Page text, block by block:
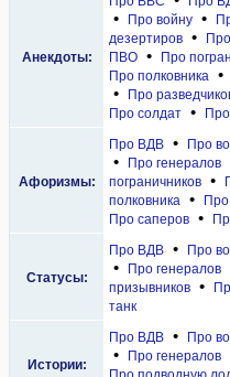
Анекдоты:
• Про войну •
дезертиров •
ПВО • Про
Про полковника •
• Про
Про солдат •
Афоризмы:
Про ВДВ • Про
• Про генералов
пограничников •
полковника •
Про саперов •
Статусы:
Про ВДВ • Про
• Про генералов
призывников •
танк
Истории:
Про ВДВ • Про
• Про генералов